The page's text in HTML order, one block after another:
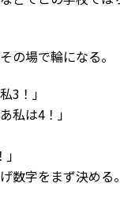
の場で輪になる。
3！」
私は4！」
数字をまず決める。